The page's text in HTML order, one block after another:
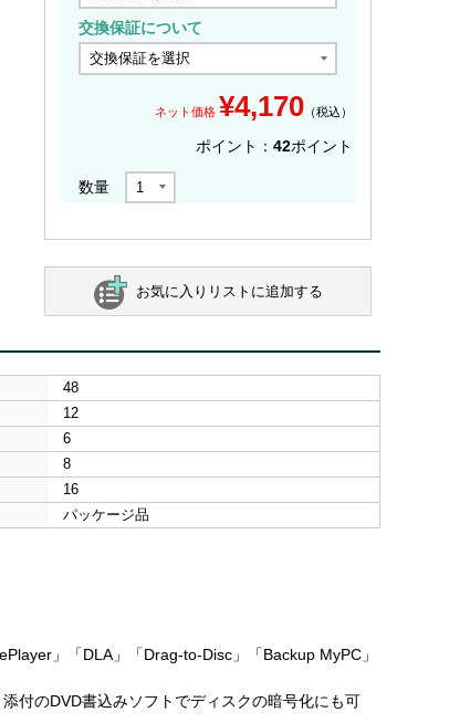
交換保証について
ネット価格 ¥4,170 （税込）
ポイント： 42ポイント
数量
お気に入りリストに追加する
48
12
6
8
16
パッケージ品
」「DLA」「Drag-to-Disc」「Backup MyPC」
付のDVD書込みソフトでディスクの暗号化にも可